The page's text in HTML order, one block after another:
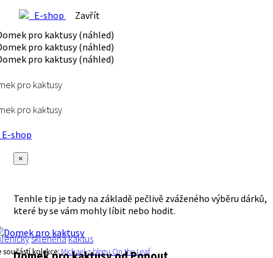
E-shop
Zavřít
pro kaktusy
pro kaktusy
shop
×
Tenhle tip je tady na základě pečlivě zváženého výběru dárků,
které by se vám mohly líbit nebo hodit.
skleněnákaktus
součástí kolekce:Michael z blogu On the Leaf